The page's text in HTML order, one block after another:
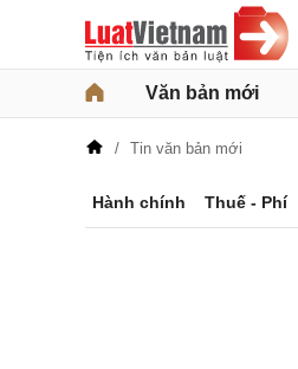
Văn bản mới
Tin văn bản mới
Hành chính Thuế - Phí